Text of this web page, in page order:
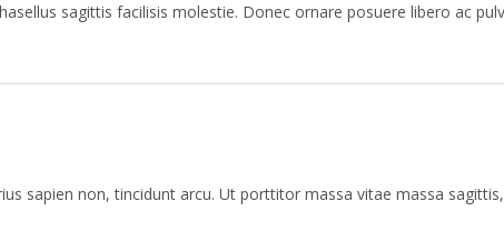
sagittis facilisis molestie. Donec ornare posuere libero ac
sapien non, tincidunt arcu. Ut porttitor massa vitae massa